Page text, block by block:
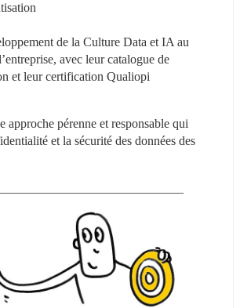
de la Culture Data et IA au
avec leur catalogue de
et leur certification Qualiopi
approche pérenne et responsable qui
et la sécurité des données des